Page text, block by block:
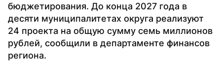
бюджетирования. До конца 2027 года в
десяти муниципалитетах округа реализуют
24 проекта на общую сумму семь миллионов
рублей, сообщили в департаменте финансов
региона.